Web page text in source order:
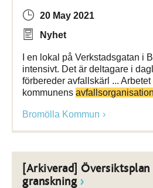
20 May 2021
Nyhet
I en lokal på Verkstadsgatan i
intensivt. Det är deltagare i
förbereder avfallskärl ...
kommunens avfallsorganisation
Bromölla Kommun
[Arkiverad]
granskning